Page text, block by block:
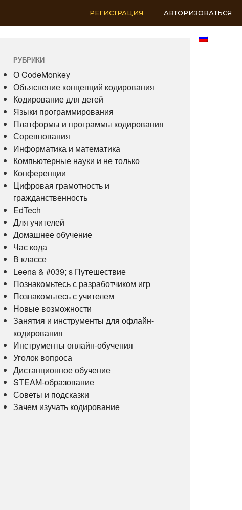
РЕГИСТРАЦИЯ АВТОРИЗОВАТЬСЯ
РУБРИКИ
О CodeMonkey
Объяснение концепций кодирования
Кодирование для детей
Языки программирования
Платформы и программы кодирования
Соревнования
Информатика и математика
Компьютерные науки и не только
Конференции
Цифровая грамотность и
гражданственность
EdTech
Для учителей
Домашнее обучение
Час кода
В классе
Leena & #039; s Путешествие
Познакомьтесь с разработчиком игр
Познакомьтесь с учителем
Новые возможности
Занятия и инструменты для офлайн-
кодирования
Инструменты онлайн-обучения
Уголок вопроса
Дистанционное обучение
STEAM-образование
Советы и подсказки
Зачем изучать кодирование